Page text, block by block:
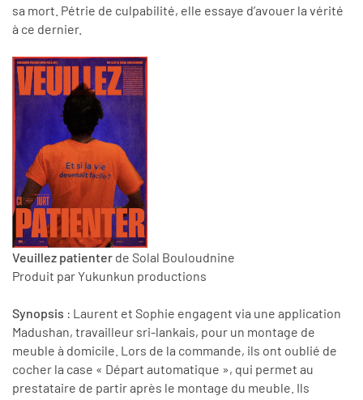
sa mort. Pétrie de culpabilité, elle essaye d’avouer la vérité
à ce dernier.
Veuillez patienter de Solal Bouloudnine
Produit par Yukunkun productions
Synopsis : Laurent et Sophie engagent via une application
Madushan, travailleur sri-lankais, pour un montage de
meuble à domicile. Lors de la commande, ils ont oublié de
cocher la case « Départ automatique », qui permet au
prestataire de partir après le montage du meuble. Ils